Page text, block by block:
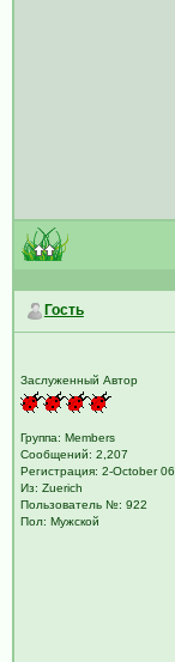
Гость
Заслуженный Автор
Группа: Members
Сообщений: 2,207
Регистрация: 2-October 06
Из: Zuerich
Пользователь №: 922
Пол: Мужской